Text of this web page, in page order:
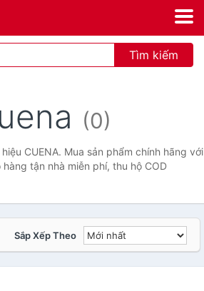
Tìm kiếm
(0)
CUENA. Mua sản phẩm chính hãng với
tận nhà miễn phí, thu hộ COD
Sắp Xếp Theo